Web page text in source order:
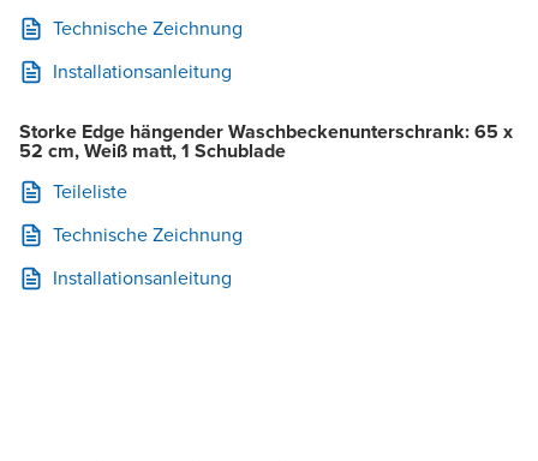
Technische Zeichnung
Installationsanleitung
Storke Edge hängender Waschbeckenunterschrank: 65 x
52 cm, Weiß matt, 1 Schublade
Teileliste
Technische Zeichnung
Installationsanleitung